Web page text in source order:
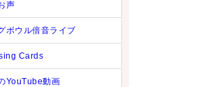
声
ボウル倍音ライブ
Cards
YouTube動画